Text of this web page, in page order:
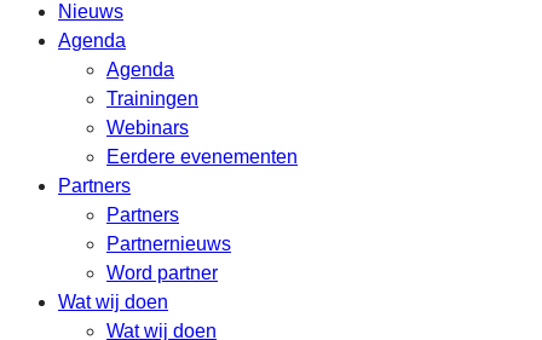
Nieuws
Agenda
Agenda
Trainingen
Webinars
Eerdere evenementen
Partners
Partners
Partnernieuws
Word partner
Wat wij doen
Wat wij doen